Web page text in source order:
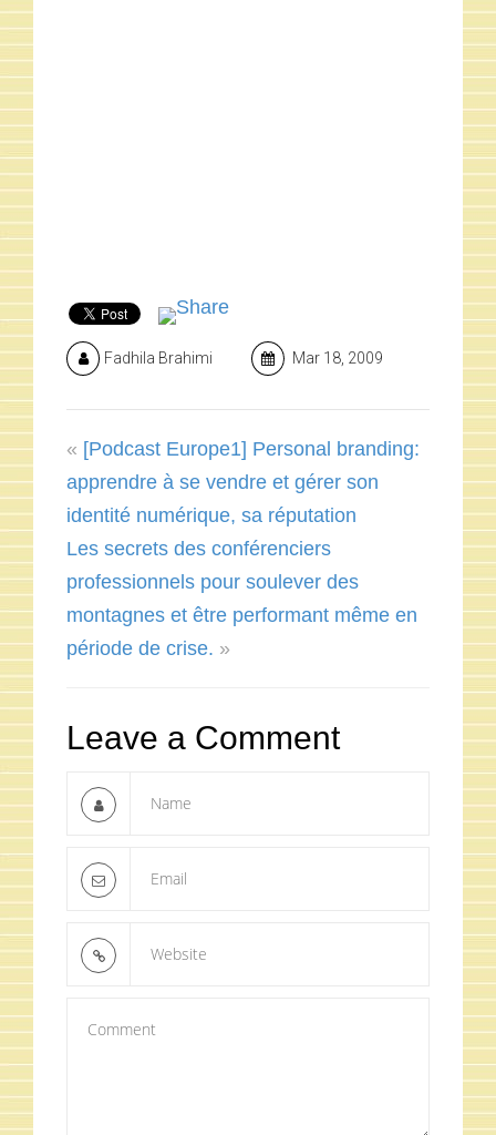
Fadhila Brahimi Mar 18, 2009
« [Podcast Europe1] Personal branding:
apprendre à se vendre et gérer son
identité numérique, sa réputation
Les secrets des conférenciers
professionnels pour soulever des
montagnes et être performant même en
période de crise. »
Leave a Comment